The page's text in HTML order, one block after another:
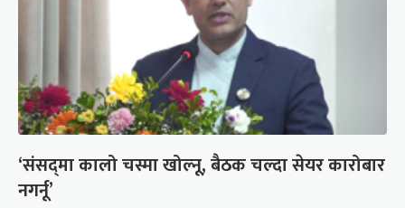
‘संसद्‍मा कालो चस्मा खोल्नू, बैठक चल्दा सेयर कारोबार
नगर्नू’